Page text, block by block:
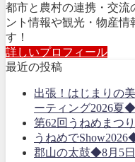
都市と農村の連携・交流
ント情報や観光・物産情
す！
詳しいプロフィール
最近の投稿
出張！はじまりの
ーティング2026夏
第62回うねめまつ
うねめで
郡山の太鼓◆8月5日